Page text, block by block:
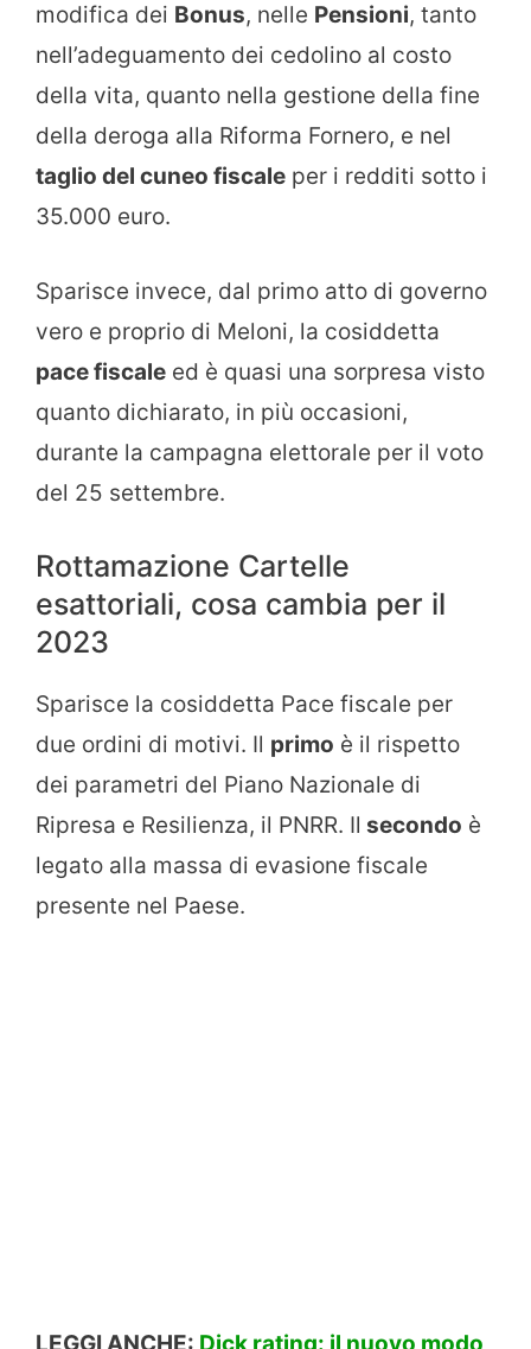
modifica dei Bonus, nelle Pensioni, tanto
nell’adeguamento dei cedolino al costo
della vita, quanto nella gestione della fine
della deroga alla Riforma Fornero, e nel
taglio del cuneo fiscale per i redditi sotto i
35.000 euro.
Sparisce invece, dal primo atto di governo
vero e proprio di Meloni, la cosiddetta
pace fiscale ed è quasi una sorpresa visto
quanto dichiarato, in più occasioni,
durante la campagna elettorale per il voto
del 25 settembre.
Rottamazione Cartelle
esattoriali, cosa cambia per il
2023
Sparisce la cosiddetta Pace fiscale per
due ordini di motivi. Il primo è il rispetto
dei parametri del Piano Nazionale di
Ripresa e Resilienza, il PNRR. Il secondo è
legato alla massa di evasione fiscale
presente nel Paese.
LEGGI ANCHE: Dick rating: il nuovo modo